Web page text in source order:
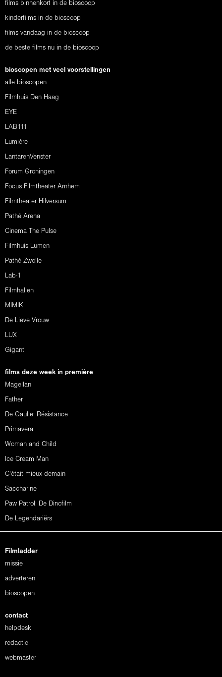
films binnenkort in de bioscoop
kinderfilms in de bioscoop
films vandaag in de bioscoop
de beste films nu in de bioscoop
bioscopen met veel voorstellingen
alle bioscopen
Filmhuis Den Haag
EYE
LAB111
Lumière
LantarenVenster
Forum Groningen
Focus Filmtheater Arnhem
Filmtheater Hilversum
Pathé Arena
Cinema The Pulse
Filmhuis Lumen
Pathé Zwolle
Lab-1
Filmhallen
MIMIK
De Lieve Vrouw
LUX
Gigant
films deze week in première
Magellan
Father
De Gaulle: Résistance
Primavera
Woman and Child
Ice Cream Man
C'était mieux demain
Saccharine
Paw Patrol: De Dinofilm
De Legendariërs
Filmladder
missie
adverteren
bioscopen
contact
helpdesk
redactie
webmaster